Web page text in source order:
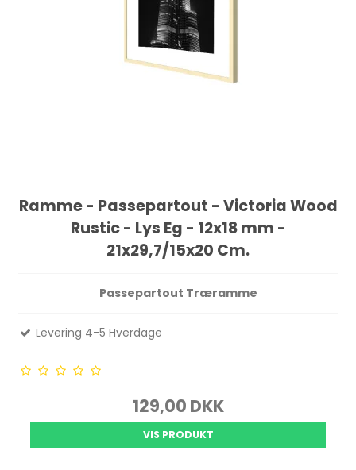
Ramme - Passepartout - Victoria Wood
Rustic - Lys Eg - 12x18 mm -
21x29,7/15x20 Cm.
Passepartout Træramme
Levering 4-5 Hverdage
129,00 DKK
VIS PRODUKT